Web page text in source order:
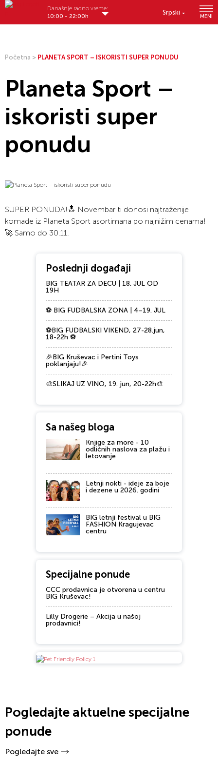
Srpski
MENI
Današnje radno vreme:
10:00 - 22:00h
Početna > PLANETA SPORT – ISKORISTI SUPER PONUDU
Planeta Sport –
iskoristi super
ponudu
SUPER PONUDA!🔝⁠ Novembar ti donosi najtraženije
komade iz Planeta Sport asortimana po najnižim cenama!
🚀 Samo do 30.11.
Poslednji događaji
BIG TEATAR ZA DECU | 18. JUL OD
19H
⚽ BIG FUDBALSKA ZONA | 4–19. JUL
⚽BIG FUDBALSKI VIKEND, 27-28.jun,
18-22h ⚽
🎉BIG Kruševac i Pertini Toys
poklanjaju!🎉
🎨SLIKAJ UZ VINO, 19. jun, 20-22h🎨
Sa našeg bloga
Knjige za more - 10
odličnih naslova za plažu i
letovanje
Letnji nokti - ideje za boje
i dezene u 2026. godini
BIG letnji festival u BIG
FASHION Kragujevac
centru
Specijalne ponude
CCC prodavnica je otvorena u centru
BIG Kruševac!
Lilly Drogerie – Akcija u našoj
prodavnici!
Pogledajte aktuelne specijalne
ponude
Pogledajte sve